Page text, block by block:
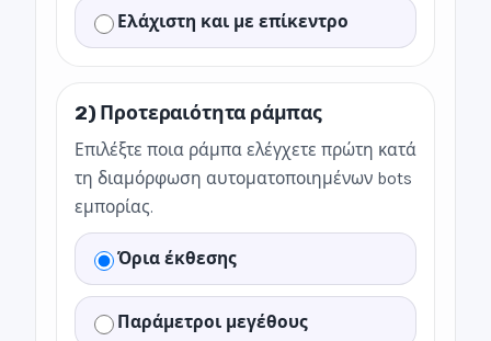
Ελάχιστη και με επίκεντρο
2) Προτεραιότητα ράμπας
Επιλέξτε ποια ράμπα ελέγχετε πρώτη κατά
τη διαμόρφωση αυτοματοποιημένων bots
εμπορίας.
Όρια έκθεσης
Παράμετροι μεγέθους